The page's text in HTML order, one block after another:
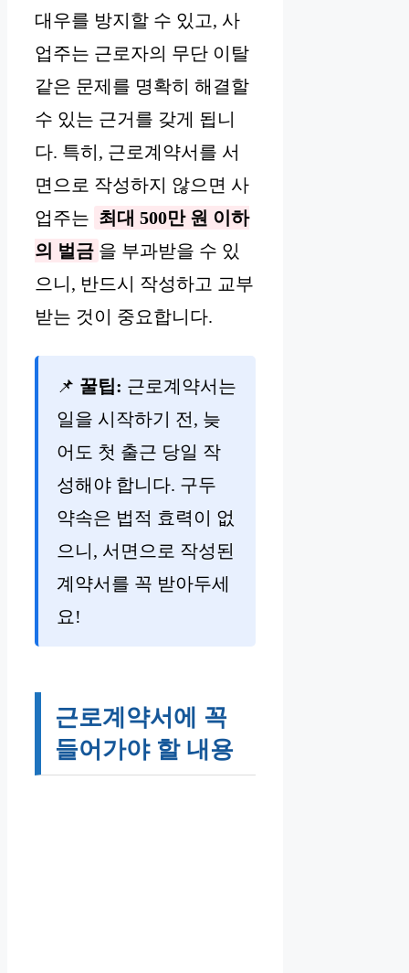
대우를 방지할 수 있고, 사
업주는 근로자의 무단 이탈
같은 문제를 명확히 해결할
수 있는 근거를 갖게 됩니
다. 특히, 근로계약서를 서
면으로 작성하지 않으면 사
업주는 최대 500만 원 이하
의 벌금 을 부과받을 수 있
으니, 반드시 작성하고 교부
받는 것이 중요합니다.
📌 꿀팁: 근로계약서는
일을 시작하기 전, 늦
어도 첫 출근 당일 작
성해야 합니다. 구두
약속은 법적 효력이 없
으니, 서면으로 작성된
계약서를 꼭 받아두세
요!
근로계약서에 꼭
들어가야 할 내용